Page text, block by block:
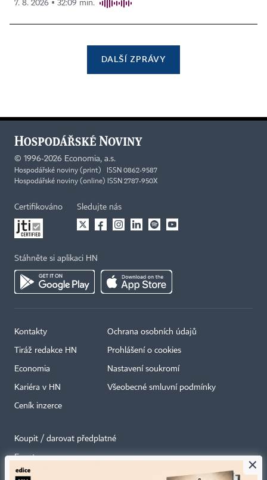
7. 8. 2026 ▪ 32:09 min.
DALŠÍ ZPRÁVY
© 1996-2026 Economia, a.s.
Hospodářské noviny (print) ISSN 0862-9587
Hospodářské noviny (online) ISSN 2787-950X
Certifikováno Sledujte nás
Stáhněte si aplikaci HN
Kontakty
Tiráž redakce HN
Economia
Kariéra v HN
Ceník inzerce
Ochrana osobních údajů
Prohlášení o cookies
Nastavení soukromí
Všeobecné smluvní podmínky
Koupit / darovat předplatné
Eventy
Newslettery
×